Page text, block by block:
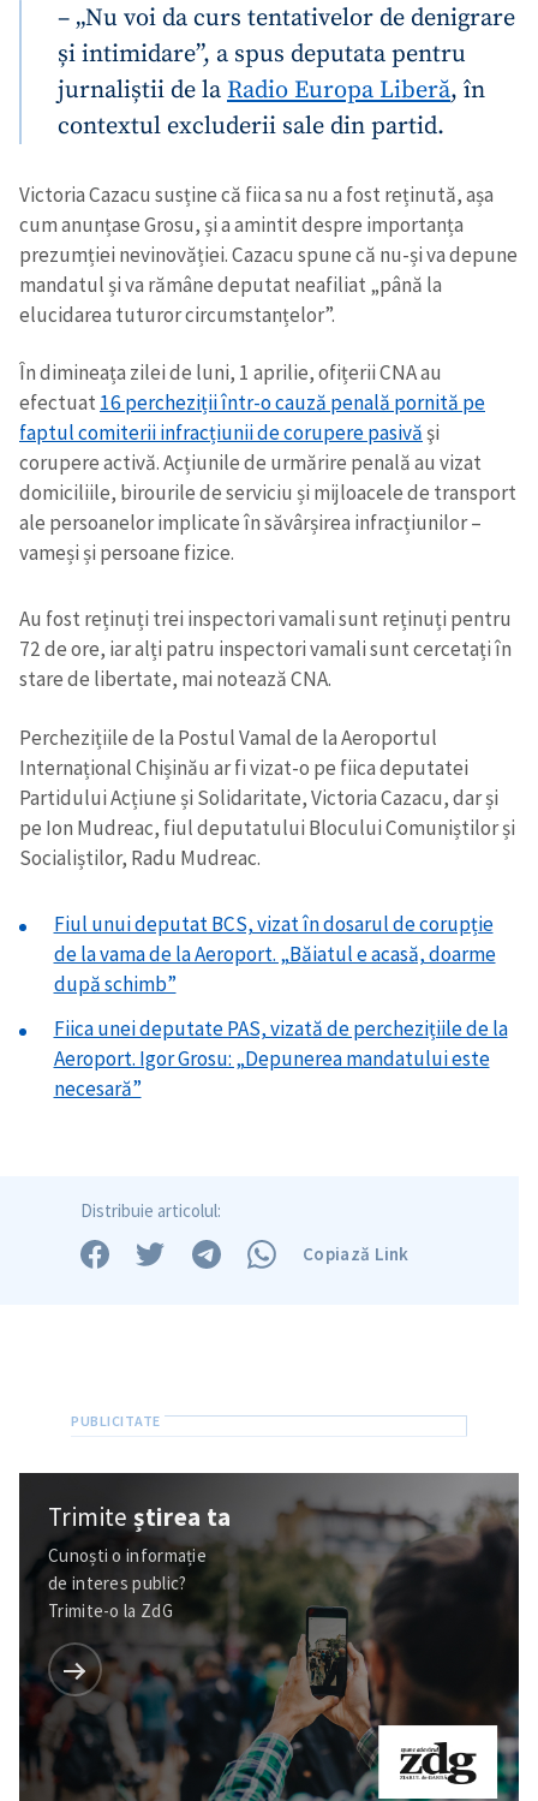
Trimite o informație
Despre ZdG
in English
на русском
– „Nu voi da curs tentativelor de denigrare
și intimidare”, a spus deputata pentru
jurnaliștii de la Radio Europa Liberă, în
contextul excluderii sale din partid.
Victoria Cazacu susține că fiica sa nu a fost reținută, așa
cum anunțase Grosu, și a amintit despre importanța
prezumției nevinovăției. Cazacu spune că nu-și va depune
mandatul și va rămâne deputat neafiliat „până la
elucidarea tuturor circumstanțelor”.
În dimineața zilei de luni, 1 aprilie, ofițerii CNA au
efectuat 16 percheziții într-o cauză penală pornită pe
faptul comiterii infracțiunii de corupere pasivăşi
corupere activă. Acțiunile de urmărire penală au vizat
domiciliile, birourile de serviciu și mijloacele de transport
ale persoanelor implicate în săvârșirea infracțiunilor –
vameși și persoane fizice.
Au fost reținuți trei inspectori vamali sunt reținuți pentru
72 de ore, iar alți patru inspectori vamali sunt cercetați în
stare de libertate, mai notează CNA.
Perchezițiile de la Postul Vamal de la Aeroportul
Internațional Chișinău ar fi vizat-o pe fiica deputatei
Partidului Acțiune și Solidaritate, Victoria Cazacu, dar și
pe Ion Mudreac, fiul deputatului Blocului Comuniștilor și
Socialiștilor, Radu Mudreac.
Fiul unui deputat BCS, vizat în dosarul de corupție
de la vama de la Aeroport. „Băiatul e acasă, doarme
după schimb”
Fiica unei deputate PAS, vizată de perchezițiile de la
Aeroport. Igor Grosu: „Depunerea mandatului este
necesară”
Distribuie articolul:
Copiază Link
Trimiteștirea ta
Cunoști o informație
de interes public?
Trimite-o la ZdG